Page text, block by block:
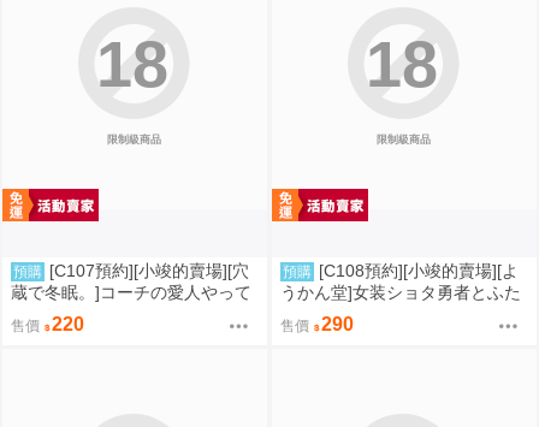
限制級商品
18
預購 [C107預約][小竣的賣場][穴
蔵で冬眠。]コーチの愛人やって
るって本当ですか 同人誌id=342
5212
售價 220
限制級商品
18
預購 [C108預約][小竣的賣場][よ
うかん堂]女装ショタ勇者とふた
なり僧侶 同人誌id=3783030
售價 290